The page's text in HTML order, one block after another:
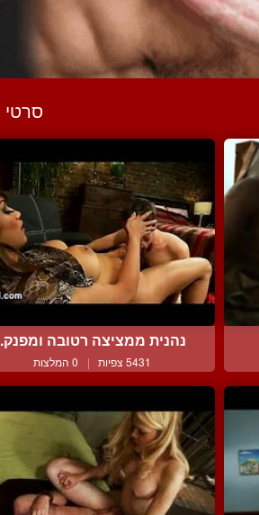
סרטי
נהנית ממציצה רטובה
5431 צפיות | 0 המלצות